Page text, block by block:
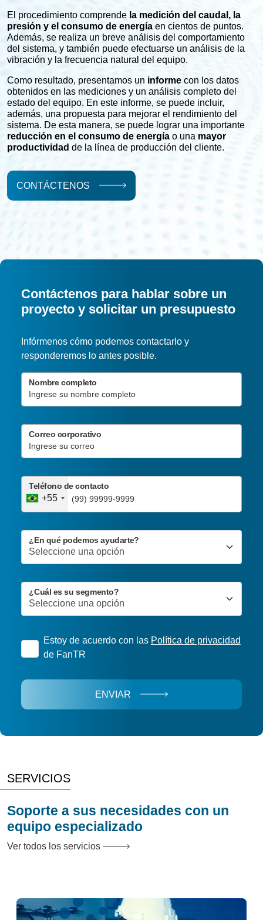
El procedimiento comprende la medición del caudal, la
presión y el consumo de energía en cientos de puntos.
Además, se realiza un breve análisis del comportamiento
del sistema, y también puede efectuarse un análisis de la
vibración y la frecuencia natural del equipo.
Como resultado, presentamos un informe con los datos
obtenidos en las mediciones y un análisis completo del
estado del equipo. En este informe, se puede incluir,
además, una propuesta para mejorar el rendimiento del
sistema. De esta manera, se puede lograr una importante
reducción en el consumo de energía o una mayor
productividad de la línea de producción del cliente.
CONTÁCTENOS
Contáctenos para hablar sobre un
proyecto y solicitar un presupuesto
Infórmenos cómo podemos contactarlo y
responderemos lo antes posible.
Nombre completo
Correo corporativo
+55
Teléfono de contacto
¿En qué podemos ayudarte?
¿Cuál es su segmento?
Estoy de acuerdo con las Política de privacidad
de FanTR
ENVIAR
SERVICIOS
Soporte a sus necesidades con un
equipo especializado
Ver todos los servicios